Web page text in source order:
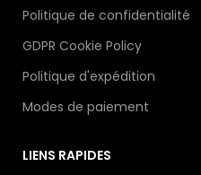
Politique de confidentialité
GDPR Cookie Policy
Politique d'expédition
Modes de paiement
LIENS RAPIDES